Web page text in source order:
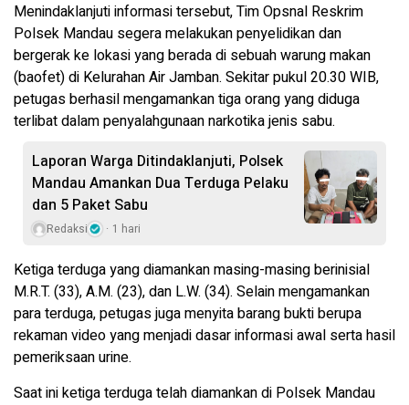
Menindaklanjuti informasi tersebut, Tim Opsnal Reskrim
Polsek Mandau segera melakukan penyelidikan dan
bergerak ke lokasi yang berada di sebuah warung makan
(baofet) di Kelurahan Air Jamban. Sekitar pukul 20.30 WIB,
petugas berhasil mengamankan tiga orang yang diduga
terlibat dalam penyalahgunaan narkotika jenis sabu.
Laporan Warga Ditindaklanjuti, Polsek
Mandau Amankan Dua Terduga Pelaku
dan 5 Paket Sabu
Redaksi 1 hari
Ketiga terduga yang diamankan masing-masing berinisial
M.R.T. (33), A.M. (23), dan L.W. (34). Selain mengamankan
para terduga, petugas juga menyita barang bukti berupa
rekaman video yang menjadi dasar informasi awal serta hasil
pemeriksaan urine.
Saat ini ketiga terduga telah diamankan di Polsek Mandau